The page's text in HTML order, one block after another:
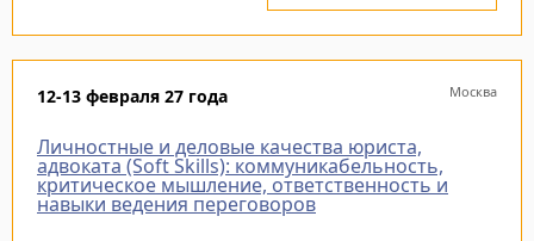
12-13 февраля 27 года Москва
Личностные и деловые качества юриста,
адвоката (Soft Skills): коммуникабельность,
критическое мышление, ответственность и
навыки ведения переговоров